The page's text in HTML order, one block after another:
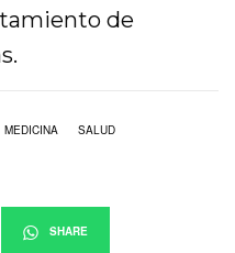
de
MEDICINA SALUD
SHARE